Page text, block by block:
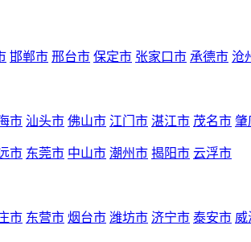
邯郸市 邢台市 保定市 张家口市 承德市 沧
市 汕头市 佛山市 江门市 湛江市 茂名市 肇
市 东莞市 中山市 潮州市 揭阳市 云浮市
市 东营市 烟台市 潍坊市 济宁市 泰安市 威